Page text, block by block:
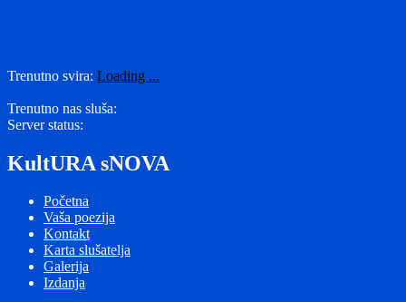
Trenutno svira: Loading ...
Trenutno nas sluša:
Server status:
KultURA sNOVA
Početna
Vaša poezija
Kontakt
Karta slušatelja
Galerija
Izdanja